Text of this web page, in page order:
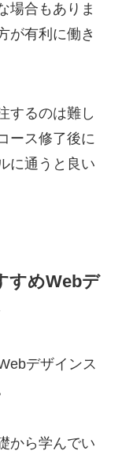
場合もありま
が有利に働き
するのは難し
ース修了後に
に通うと良い
すめWebデ
デザインス
から学んでい